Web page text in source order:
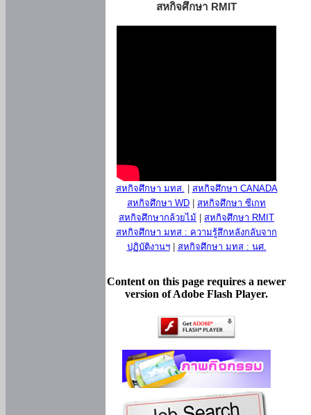
สหกิจศึกษา RMIT
สหกิจศึกษา มทส.
สหกิจศึกษา CANADA
สหกิจศึกษา WD
สหกิจศึกษา ซีเกท
สหกิจศึกษากล้วยไม้
สหกิจศึกษา RMIT
สหกิจศึกษา มทส : ความรู้สึกหลังกลับจาก
ปฏิบัติงานฯ| สหกิจศึกษา มทส : นศ.
Content on this page requires a newer
version of Adobe Flash Player.